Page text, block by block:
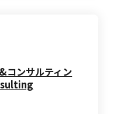
コンサルティン